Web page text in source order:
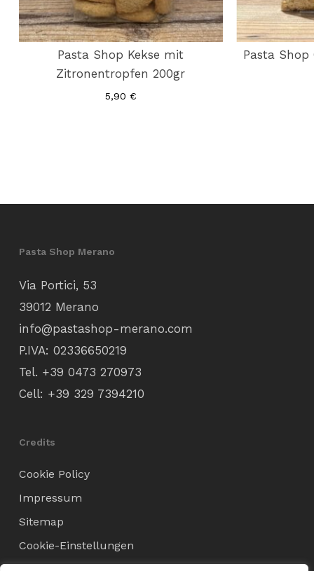
Pasta Shop Kekse mit
Zitronentropfen 200gr
5,90 €
Pasta
Pasta Shop Merano
Via Portici, 53
39012 Merano
info@pastashop-merano.com
P.IVA: 02336650219
Tel. +39 0473 270973
Cell: +39 329 7394210
Credits
Cookie Policy
Impressum
Sitemap
Cookie-Einstellungen